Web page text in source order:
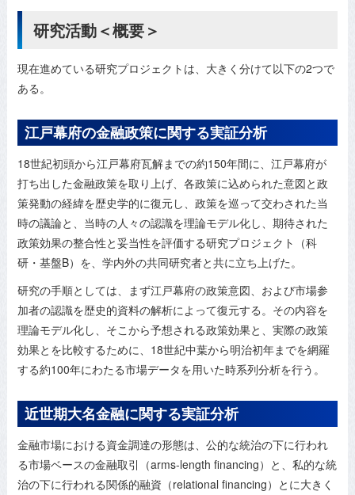
研究活動＜概要＞
現在進めている研究プロジェクトは、大きく分けて以下の2つで
ある。
江戸幕府の金融政策に関する実証分析
18世紀初頭から江戸幕府瓦解までの約150年間に、江戸幕府が
打ち出した金融政策を取り上げ、各政策に込められた意図と政
策発動の経緯を歴史学的に復元し、政策を巡って交わされた当
時の議論と、当時の人々の認識を理論モデル化し、期待された
政策効果の整合性と妥当性を評価する研究プロジェクト（科
研・基盤B）を、学内外の共同研究者と共に立ち上げた。
研究の手順としては、まず江戸幕府の政策意図、および市場参
加者の認識を歴史的資料の解析によって復元する。その内容を
理論モデル化し、そこから予想される政策効果と、実際の政策
効果とを比較するために、18世紀中葉から明治初年までを網羅
する約100年にわたる市場データを用いた時系列分析を行う。
近世期大名金融に関する実証分析
金融市場における資金調達の形態は、公的な統治の下に行われ
る市場ベースの金融取引（arms-length financing）と、私的な統
治の下に行われる関係的融資（relational financing）とに大きく